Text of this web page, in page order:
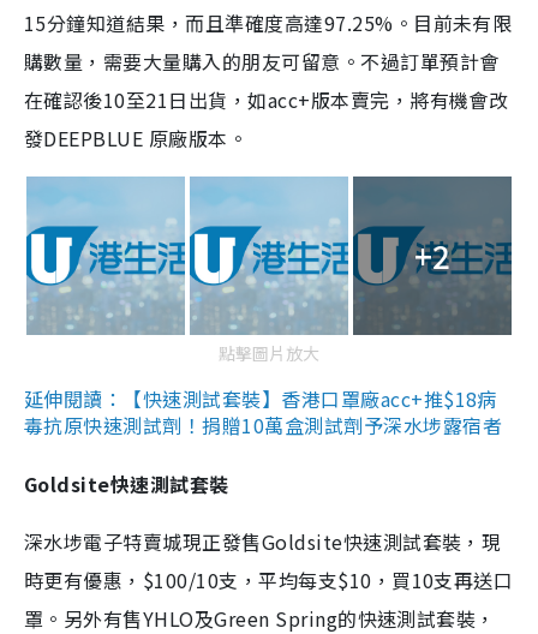
15分鐘知道結果，而且準確度高達97.25%。目前未有限
購數量，需要大量購入的朋友可留意。不過訂單預計會
在確認後10至21日出貨，如acc+版本賣完，將有機會改
發DEEPBLUE 原廠版本。
+2
點擊圖片放大
延伸閱讀：【快速測試套裝】香港口罩廠acc+推$18病
毒抗原快速測試劑！捐贈10萬盒測試劑予深水埗露宿者
Goldsite快速測試套裝
深水埗電子特賣城現正發售Goldsite快速測試套裝，現
時更有優惠，$100/10支，平均每支$10，買10支再送口
罩。另外有售YHLO及Green Spring的快速測試套裝，